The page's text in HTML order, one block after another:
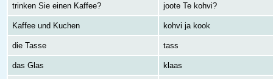
trinken Sie einen Kaffee? joote Te kohvi?
Kaffee und Kuchen kohvi ja kook
die Tasse tass
das Glas klaas